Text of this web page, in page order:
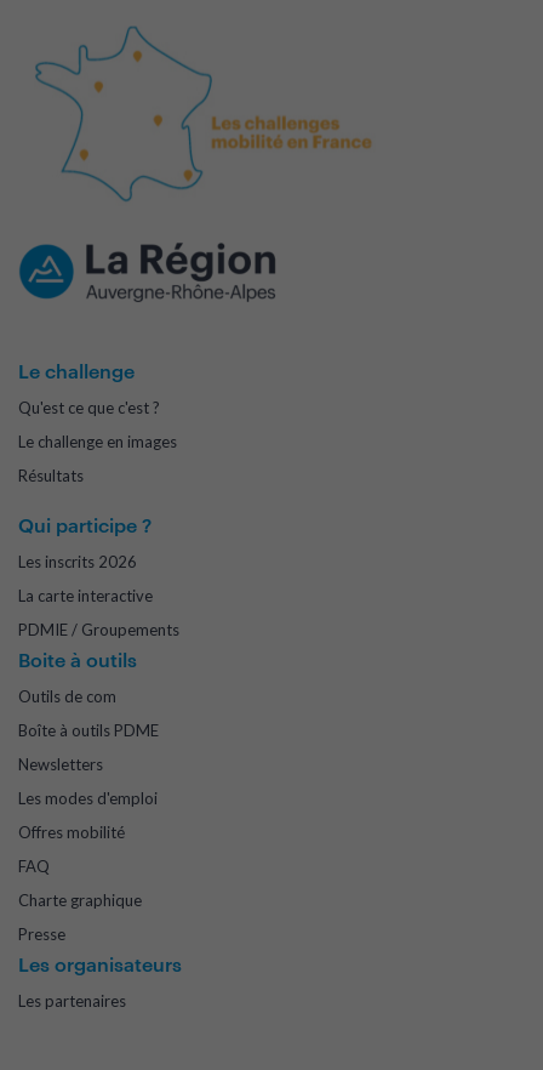
Le challenge
Qu'est ce que c'est ?
Le challenge en images
Résultats
Qui participe ?
Les inscrits 2026
La carte interactive
PDMIE / Groupements
Boite à outils
Outils de com
Boîte à outils PDME
Newsletters
Les modes d'emploi
Offres mobilité
FAQ
Charte graphique
Presse
Les organisateurs
Les partenaires